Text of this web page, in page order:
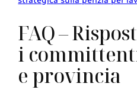
FAQ –
i
e provincia